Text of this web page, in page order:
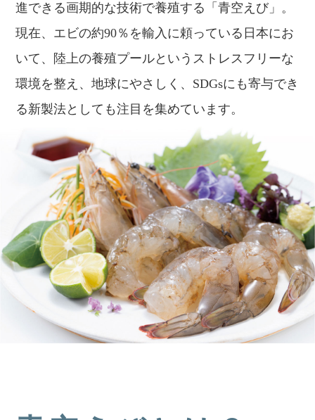
進できる画期的な技術で養殖する「青空えび」。
現在、エビの約90％を輸入に頼っている日本にお
いて、陸上の養殖プールというストレスフリーな
環境を整え、地球にやさしく、SDGsにも寄与でき
る新製法としても注目を集めています。